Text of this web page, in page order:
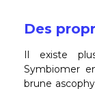
Des
Il existe
Symbiomer
brune